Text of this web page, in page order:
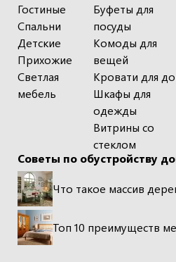
Гостиные
Спальни
Детские
Прихожие
Светлая
мебель
Буфеты для
посуды
Комоды для
вещей
Кровати для
Шкафы для
одежды
Витрины со
стеклом
Советы по обустройству
Что такое массив
Топ 10 преимуществ